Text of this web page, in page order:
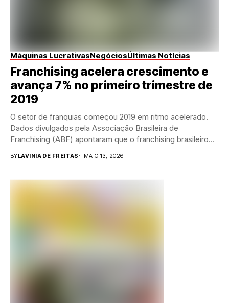
Máquinas LucrativasNegóciosÚltimas Notícias
Franchising acelera crescimento e
avança 7% no primeiro trimestre de
2019
O setor de franquias começou 2019 em ritmo acelerado.
Dados divulgados pela Associação Brasileira de
Franchising (ABF) apontaram que o franchising brasileiro
BYLAVINIA DE FREITAS MAIO 13, 2026